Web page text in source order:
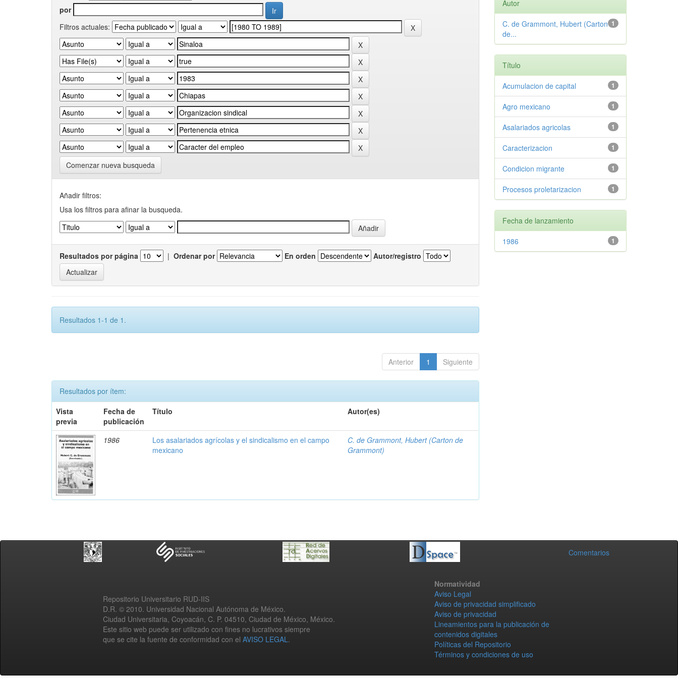
por
Filtros actuales:
Comenzar nueva busqueda
Añadir filtros:
Usa los filtros para afinar la busqueda.
Resultados por página | Ordenar por En orden Autor/registro
Resultados 1-1 de 1.
Anterior 1 Siguiente
Resultados por ítem:
Vista
previa
Fecha de
publicación
Título Autor(es)
1986
Los asalariados agrícolas y el sindicalismo en el campo
mexicano
C. de Grammont, Hubert (Carton de
Grammont)
Autor
1
C. de Grammont, Hubert (Carton
de...
Título
1
Acumulacion de capital
1
Agro mexicano
1
Asalariados agricolas
1
Caracterizacion
1
Condicion migrante
1
Procesos proletarizacion
Fecha de lanzamiento
1
1986
Comentarios
Repositorio Universitario RUD-IIS
D.R. © 2010. Universidad Nacional Autónoma de México.
Ciudad Universitaria, Coyoacán, C. P. 04510, Ciudad de México, México.
Este sitio web puede ser utilizado con fines no lucrativos siempre
que se cite la fuente de conformidad con el AVISO LEGAL.
Normatividad
Aviso Legal
Aviso de privacidad simplificado
Aviso de privacidad
Lineamientos para la publicación de
contenidos digitales
Políticas del Repositorio
Términos y condiciones de uso